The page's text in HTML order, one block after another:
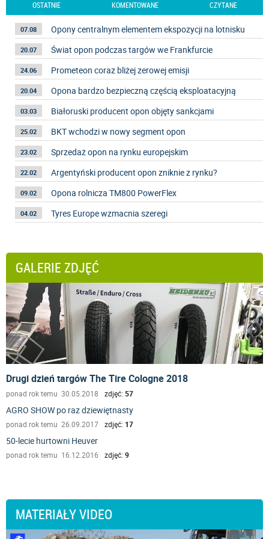
OSTATNIE KOMENTOWANE CZYTANE
07.08 Opony centralnym elementem ekspozycji na lotnisku
20.07 Świat opon podczas targów we Frankfurcie
24.06 Prometeon coraz bliżej zerowej emisji
20.04 Opona bardzo bezpieczną częścią eksploatacyjną
03.03 Białoruski producent opon objęty sankcjami
25.02 BKT wchodzi w nowy segment opon
23.02 Sprzedaż opon na rynku europejskim
22.02 Argentyński producent opon zniknie z rynku?
09.02 Opona rolnicza TM800 PowerFlex
04.02 Tyres Europe wzmacnia szeregi
GALERIE ZDJĘĆ
Drugi dzień targów The Tire Cologne 2018
ponad rok temu 30.05.2018 zdjęć: 57
AGRO SHOW po raz dziewiętnasty
ponad rok temu 26.09.2017 zdjęć: 17
50-lecie hurtowni Heuver
ponad rok temu 16.12.2016 zdjęć: 9
MATERIAŁY VIDEO